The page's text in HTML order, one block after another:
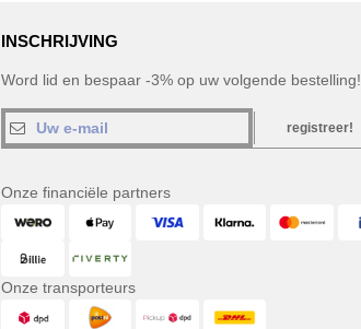
INSCHRIJVING
Word lid en bespaar -3% op uw volgende bestelling!
registreer!
Onze financiële partners
Onze transporteurs